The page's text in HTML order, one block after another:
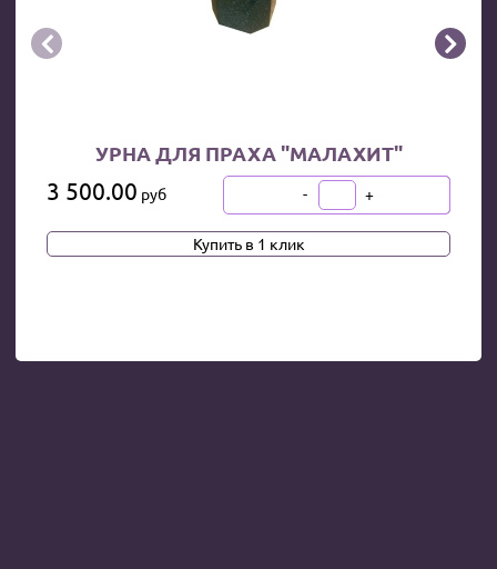
УРНА ДЛЯ ПРАХА "МАЛАХИТ"
3 500.00 руб В КОРЗИНУ
- +
Купить в 1 клик
 